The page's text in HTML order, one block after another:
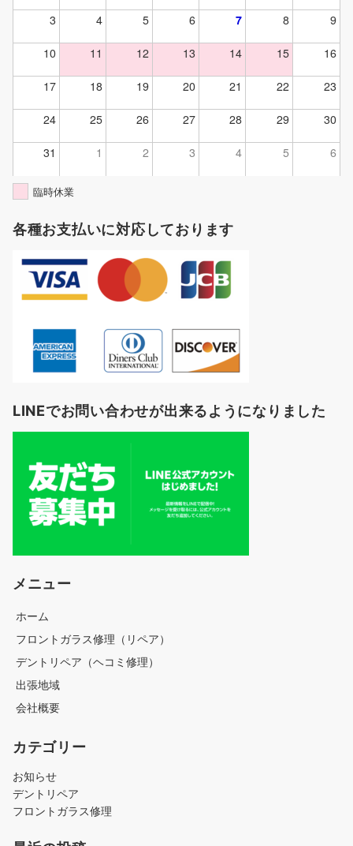
3 4 5 6 7 8 9
10 11 12 13 14 15 16
17 18 19 20 21 22 23
24 25 26 27 28 29 30
31 1 2 3 4 5 6
臨時休業
各種お支払いに対応しております
LINEでお問い合わせが出来るようになりました
メニュー
ホーム
フロントガラス修理（リペア）
デントリペア（ヘコミ修理）
出張地域
会社概要
カテゴリー
お知らせ
デントリペア
フロントガラス修理